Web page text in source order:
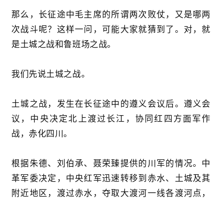
那么，长征途中毛主席的所谓两次败仗，又是哪两
次战斗呢？这样一问，可能大家就猜到了。对，就
是土城之战和鲁班场之战。
我们先说土城之战。
土城之战，发生在长征途中的遵义会议后。遵义会
议，中央决定北上渡过长江，协同红四方面军作
战，赤化四川。
根据朱德、刘伯承、聂荣臻提供的川军的情况。中
革军委决定，中央红军迅速转移到赤水、土城及其
附近地区，渡过赤水，夺取大渡河一线各渡河点，